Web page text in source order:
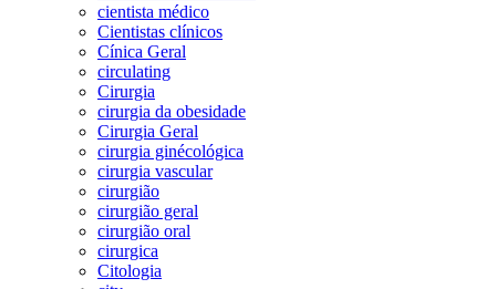
cientista médico
Cientistas clínicos
Cínica Geral
circulating
Cirurgia
cirurgia da obesidade
Cirurgia Geral
cirurgia ginécológica
cirurgia vascular
cirurgião
cirurgião geral
cirurgião oral
cirurgica
Citologia